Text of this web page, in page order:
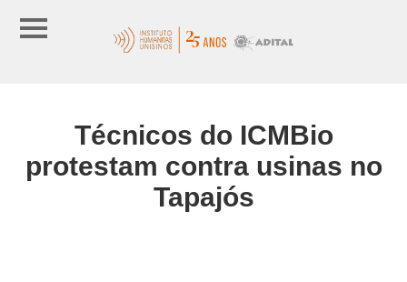
Técnicos do ICMBio
protestam contra usinas no
Tapajós